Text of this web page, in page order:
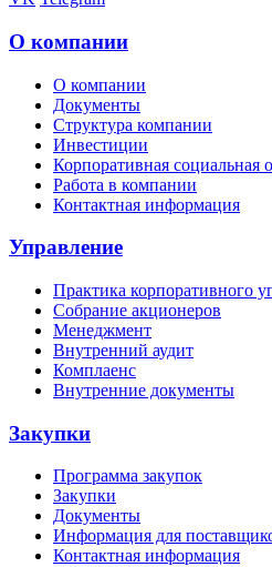
О компании
О компании
Документы
Структура компании
Инвестиции
Корпоративная социальная
Работа в компании
Контактная информация
Управление
Практика корпоративного
Собрание акционеров
Менеджмент
Внутренний аудит
Комплаенс
Внутренние документы
Закупки
Программа закупок
Закупки
Документы
Информация для
Контактная информация